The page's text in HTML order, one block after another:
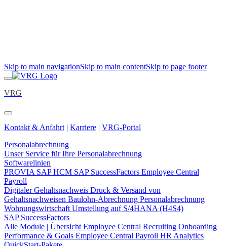
Skip to main navigationSkip to main contentSkip to page footer
VRG
Kontakt & Anfahrt | Karriere | VRG-Portal
Personalabrechnung
Unser Service für Ihre Personalabrechnung
Softwarelinien
PROVIA SAP HCM SAP SuccessFactors Employee Central
Payroll
Digitaler Gehaltsnachweis Druck & Versand von
Gehaltsnachweisen Baulohn-Abrechnung Personalabrechnung
Wohnungswirtschaft Umstellung auf S/4HANA (H4S4)
SAP SuccessFactors
Alle Module | Übersicht Employee Central Recruiting Onboarding
Performance & Goals Employee Central Payroll HR Analytics